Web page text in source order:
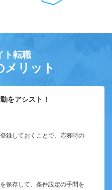
ト転職
メリット
をアシスト！
録しておくことで、応募時の
保存して、条件設定の手間を